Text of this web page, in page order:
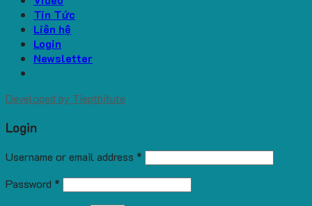
Tin Tức
Liên hệ
Login
Newsletter
Developed by Tiepthitute
Login
Username or email address *
Password *